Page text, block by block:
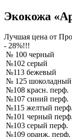
Экокожа
Лучшая цена от
- 28%!!!
№ 100 черный
№102 серый
№113 бежевый
№ 125 шоколадный
№108 красн. перф.
№107 синий перф.
№115 желтый перф.
№101 черный перф.
№103 серый перф.
№109 оранж. перф.